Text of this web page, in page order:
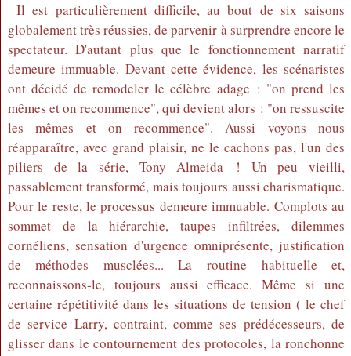
Il est particulièrement difficile, au bout de six saisons
globalement très réussies, de parvenir à surprendre encore le
spectateur. D'autant plus que le fonctionnement narratif
demeure immuable. Devant cette évidence, les scénaristes
ont décidé de remodeler le célèbre adage : "on prend les
mêmes et on recommence", qui devient alors : "on ressuscite
les mêmes et on recommence". Aussi voyons nous
réapparaître, avec grand plaisir, ne le cachons pas, l'un des
piliers de la série, Tony Almeida ! Un peu vieilli,
passablement transformé, mais toujours aussi charismatique.
Pour le reste, le processus demeure immuable. Complots au
sommet de la hiérarchie, taupes infiltrées, dilemmes
cornéliens, sensation d'urgence omniprésente, justification
de méthodes musclées... La routine habituelle et,
reconnaissons-le, toujours aussi efficace. Même si une
certaine répétitivité dans les situations de tension ( le chef
de service Larry, contraint, comme ses prédécesseurs, de
glisser dans le contournement des protocoles, la ronchonne